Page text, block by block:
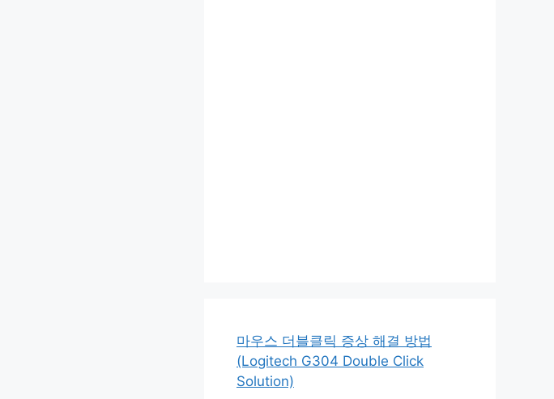
마우스 더블클릭 증상 해결 방법
(Logitech G304 Double Click
Solution)